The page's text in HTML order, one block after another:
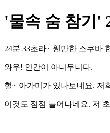
'물속 숨 참기'
24분 33초라~ 웬만한 스쿠바
와우! 인간이 아니무니다.
헐~ 아가미가 있나보네요. 저
이것도 점점 늘어나네요. 저